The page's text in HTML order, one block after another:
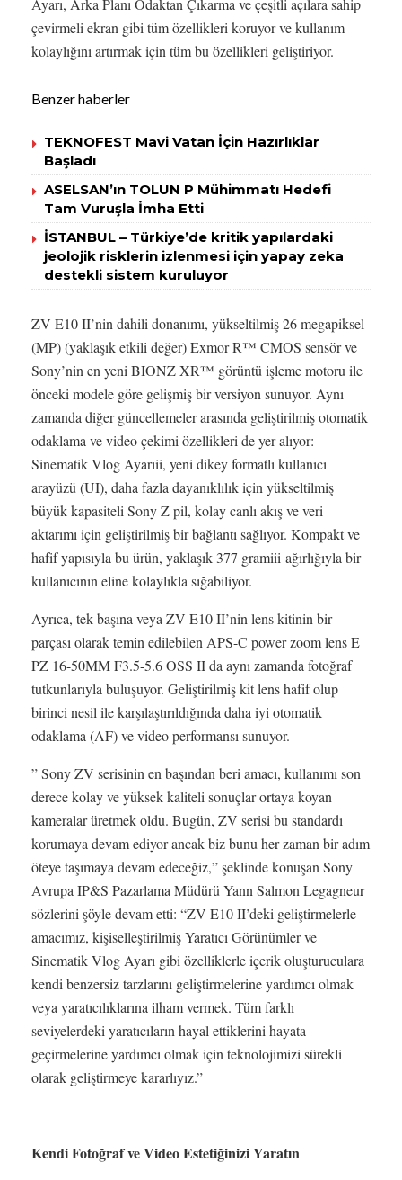
Ayarı, Arka Planı Odaktan Çıkarma ve çeşitli açılara sahip
çevirmeli ekran gibi tüm özellikleri koruyor ve kullanım
kolaylığını artırmak için tüm bu özellikleri geliştiriyor.
Benzer haberler
TEKNOFEST Mavi Vatan İçin Hazırlıklar
Başladı
ASELSAN’ın TOLUN P Mühimmatı Hedefi
Tam Vuruşla İmha Etti
İSTANBUL – Türkiye’de kritik yapılardaki
jeolojik risklerin izlenmesi için yapay zeka
destekli sistem kuruluyor
ZV-E10 II’nin dahili donanımı, yükseltilmiş 26 megapiksel
(MP) (yaklaşık etkili değer) Exmor R™ CMOS sensör ve
Sony’nin en yeni BIONZ XR™ görüntü işleme motoru ile
önceki modele göre gelişmiş bir versiyon sunuyor. Aynı
zamanda diğer güncellemeler arasında geliştirilmiş otomatik
odaklama ve video çekimi özellikleri de yer alıyor:
Sinematik Vlog Ayarıii, yeni dikey formatlı kullanıcı
arayüzü (UI), daha fazla dayanıklılık için yükseltilmiş
büyük kapasiteli Sony Z pil, kolay canlı akış ve veri
aktarımı için geliştirilmiş bir bağlantı sağlıyor. Kompakt ve
hafif yapısıyla bu ürün, yaklaşık 377 gramiii ağırlığıyla bir
kullanıcının eline kolaylıkla sığabiliyor.
Ayrıca, tek başına veya ZV-E10 II’nin lens kitinin bir
parçası olarak temin edilebilen APS-C power zoom lens E
PZ 16-50MM F3.5-5.6 OSS II da aynı zamanda fotoğraf
tutkunlarıyla buluşuyor. Geliştirilmiş kit lens hafif olup
birinci nesil ile karşılaştırıldığında daha iyi otomatik
odaklama (AF) ve video performansı sunuyor.
” Sony ZV serisinin en başından beri amacı, kullanımı son
derece kolay ve yüksek kaliteli sonuçlar ortaya koyan
kameralar üretmek oldu. Bugün, ZV serisi bu standardı
korumaya devam ediyor ancak biz bunu her zaman bir adım
öteye taşımaya devam edeceğiz,” şeklinde konuşan Sony
Avrupa IP&S Pazarlama Müdürü Yann Salmon Legagneur
sözlerini şöyle devam etti: “ZV-E10 II’deki geliştirmelerle
amacımız, kişiselleştirilmiş Yaratıcı Görünümler ve
Sinematik Vlog Ayarı gibi özelliklerle içerik oluşturuculara
kendi benzersiz tarzlarını geliştirmelerine yardımcı olmak
veya yaratıcılıklarına ilham vermek. Tüm farklı
seviyelerdeki yaratıcıların hayal ettiklerini hayata
geçirmelerine yardımcı olmak için teknolojimizi sürekli
olarak geliştirmeye kararlıyız.”
Kendi Fotoğraf ve Video Estetiğinizi Yaratın